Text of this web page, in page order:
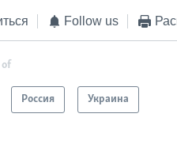
Follow us
of
Россия Украина